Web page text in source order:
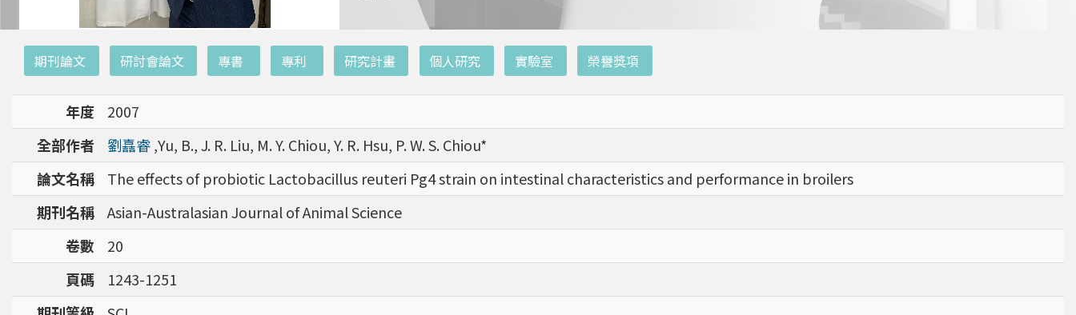
期刊論文 研討會論文 專書 專利 研究計畫 個人研究 實驗室 榮譽獎項
年度
2007
全部作者
劉嚞睿,Yu, B., J. R. Liu, M. Y. Chiou, Y. R. Hsu, P. W. S. Chiou*
論文名稱
The effects of probiotic Lactobacillus reuteri Pg4 strain on intestinal characteristics and performance in broilers
期刊名稱
Asian-Australasian Journal of Animal Science
卷數
20
頁碼
1243-1251